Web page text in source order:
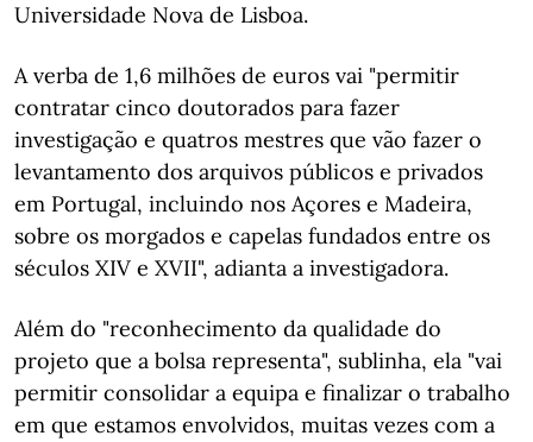
Universidade Nova de Lisboa.
A verba de 1,6 milhões de euros vai "permitir
contratar cinco doutorados para fazer
investigação e quatros mestres que vão fazer o
levantamento dos arquivos públicos e privados
em Portugal, incluindo nos Açores e Madeira,
sobre os morgados e capelas fundados entre os
séculos XIV e XVII", adianta a investigadora.
Além do "reconhecimento da qualidade do
projeto que a bolsa representa", sublinha, ela "vai
permitir consolidar a equipa e finalizar o trabalho
em que estamos envolvidos, muitas vezes com a